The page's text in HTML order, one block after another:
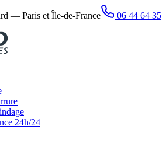
— Paris et Île-de-France
06 44 64 35
24h/24